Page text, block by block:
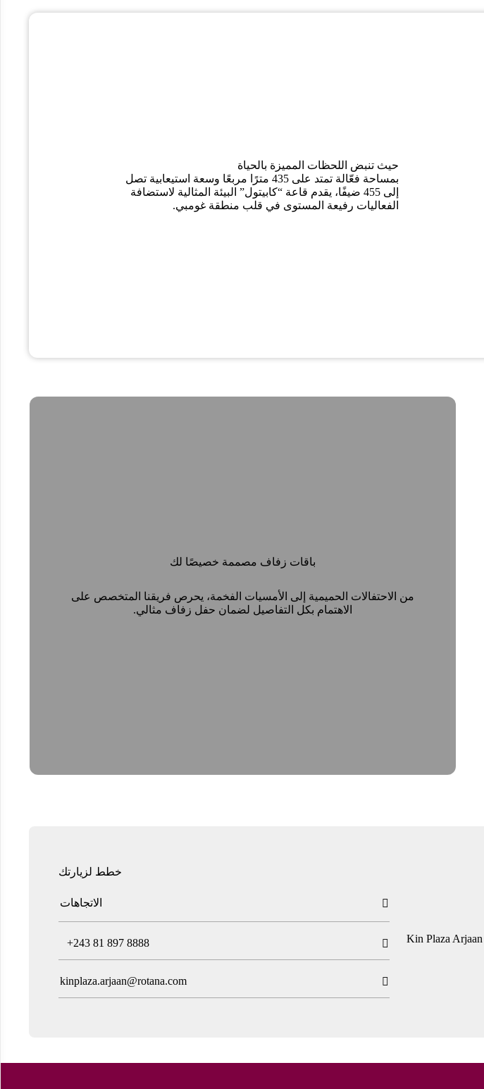
حيث تنبض اللحظات المميزة بالحياة
بمساحة فعّالة تمتد على 435 مترًا مربعًا وسعة استيعابية تصل
إلى 455 ضيفًا، يقدم قاعة “كابيتول” البيئة المثالية لاستضافة
الفعاليات رفيعة المستوى في قلب منطقة غومبي.
باقات زفاف مصممة خصيصًا لك
من الاحتفالات الحميمية إلى الأمسيات الفخمة، يحرص فريقنا المتخصص على
الاهتمام بكل التفاصيل لضمان حفل زفاف مثالي.
Kin Plaza
خطط لزيارتك
 الاتجاهات

+243 81 897 8888

kinplaza.arjaan@rotana.com